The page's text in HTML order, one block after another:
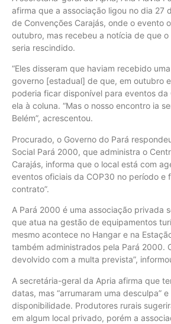
afirma que a associação ligou no dia 27
de Convenções Carajás, onde o evento
outubro, mas recebeu a notícia de que
seria rescindido.
“Eles disseram que haviam recebido
governo [estadual] de que, em outubro
poderia ficar disponível para eventos da
ela à coluna. “Mas o nosso encontro ia
Belém”, acrescentou.
Procurado, o Governo do Pará
Social Pará 2000, que administra o
Carajás, informa que o local está com
eventos oficiais da COP30 no período e
contrato”.
A Pará 2000 é uma associação privada
que atua na gestão de equipamentos
mesmo acontece no Hangar e na
também administrados pela Pará 2000.
devolvido com a multa prevista”,
A secretária-geral da Apria afirma que
datas, mas “arrumaram uma desculpa” e
disponibilidade. Produtores rurais
em algum local privado, porém a